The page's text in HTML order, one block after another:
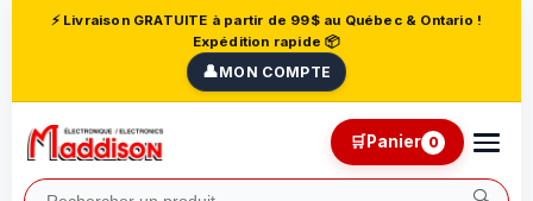
⚡ Livraison GRATUITE à partir de 99$ au Québec & Ontario !
Expédition rapide 📦
👤MON COMPTE
🛒Panier 0